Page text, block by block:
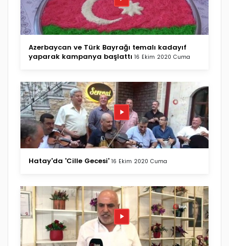
Azerbaycan ve Türk Bayrağı temalı kadayıf
yaparak kampanya başlattı 16 Ekim 2020 Cuma
Hatay'da 'Cille Gecesi' 16 Ekim 2020 Cuma